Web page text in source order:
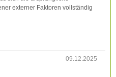
externer Faktoren vollständig
09.12.2025